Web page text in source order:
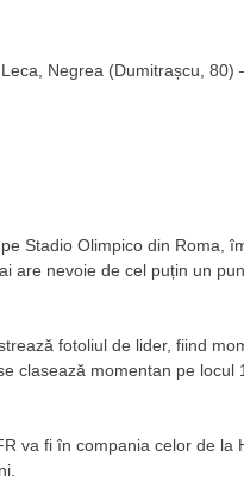
Negrea (Dumitrașcu,
Stadio Olimpico din Roma,
are nevoie de cel puțin un
fotoliul de lider, fiind
clasează momentan pe
va fi în compania celor de